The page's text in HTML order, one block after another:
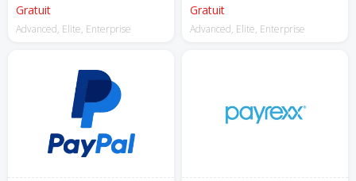
Gratuit
Advanced, Elite, Enterprise
Gratuit
Advanced, Elite, Enterprise